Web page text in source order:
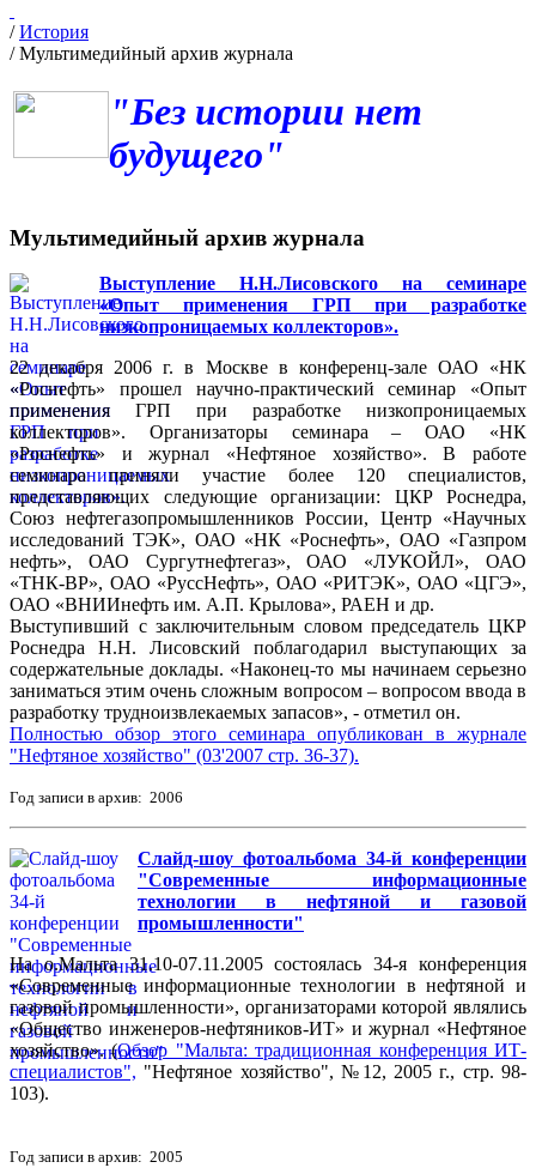
/История
/Мультимедийный архив журнала
"Без истории нет
будущего"
Мультимедийный архив журнала
Выступление Н.Н.Лисовского на семинаре
«Опыт применения ГРП при разработке
низкопроницаемых коллекторов».
22 декабря 2006 г. в Москве в конференц-зале ОАО «НК
«Роснефть» прошел научно-практический семинар «Опыт
применения ГРП при разработке низкопроницаемых
коллекторов». Организаторы семинара – ОАО «НК
«Роснефть» и журнал «Нефтяное хозяйство». В работе
семинара приняли участие более 120 специалистов,
представляющих следующие организации: ЦКР Роснедра,
Союз нефтегазопромышленников России, Центр «Научных
исследований ТЭК», ОАО «НК «Роснефть», ОАО «Газпром
нефть», ОАО Сургутнефтегаз», ОАО «ЛУКОЙЛ», ОАО
«ТНК-ВР», ОАО «РуссНефть», ОАО «РИТЭК», ОАО «ЦГЭ»,
ОАО «ВНИИнефть им. А.П. Крылова», РАЕН и др.
Выступивший с заключительным словом председатель ЦКР
Роснедра Н.Н. Лисовский поблагодарил выступающих за
содержательные доклады. «Наконец-то мы начинаем серьезно
заниматься этим очень сложным вопросом – вопросом ввода в
разработку трудноизвлекаемых запасов», - отметил он.
Полностью обзор этого семинара опубликован в журнале
"Нефтяное хозяйство" (03'2007 стр. 36-37).
Год записи в архив: 2006
Слайд-шоу фотоальбома 34-й конференции
"Современные информационные
технологии в нефтяной и газовой
промышленности"
На о.Мальта 31.10-07.11.2005 состоялась 34-я конференция
«Современные информационные технологии в нефтяной и
газовой промышленности», организаторами которой являлись
«Общество инженеров-нефтяников-ИТ» и журнал «Нефтяное
хозяйство». (Обзор "Мальта: традиционная конференция ИТ-
специалистов", "Нефтяное хозяйство", №12, 2005 г., стр. 98-
103).
Год записи в архив: 2005